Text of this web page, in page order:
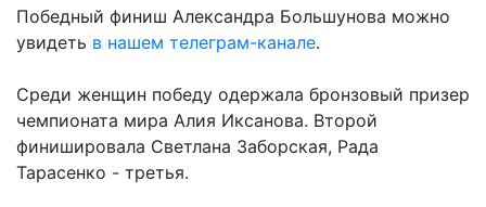
Победный финиш Александра Большунова можно
увидеть в нашем телеграм-канале.
Среди женщин победу одержала бронзовый призер
чемпионата мира Алия Иксанова. Второй
финишировала Светлана Заборская, Рада
Тарасенко - третья.